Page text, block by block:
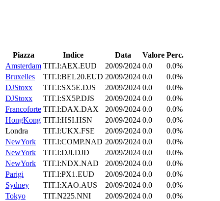
Piazza Indice Data Valore Perc.
Amsterdam TIT.I:AEX.EUD 20/09/2024 0.0
0.0%
Bruxelles
TIT.I:BEL20.EUD 20/09/2024 0.0
0.0%
DJStoxx
TIT.I:SX5E.DJS 20/09/2024 0.0
0.0%
DJStoxx
TIT.I:SX5P.DJS 20/09/2024 0.0
0.0%
Francoforte TIT.I:DAX.DAX 20/09/2024 0.0
0.0%
HongKong TIT.I:HSI.HSN 20/09/2024 0.0
0.0%
Londra
TIT.I:UKX.FSE 20/09/2024 0.0
0.0%
NewYork
TIT.I:COMP.NAD 20/09/2024 0.0
0.0%
NewYork
TIT.I:DJI.DJD 20/09/2024 0.0
0.0%
NewYork
TIT.I:NDX.NAD 20/09/2024 0.0
0.0%
Parigi
TIT.I:PX1.EUD 20/09/2024 0.0
0.0%
Sydney
TIT.I:XAO.AUS 20/09/2024 0.0
0.0%
Tokyo
TIT.N225.NNI 20/09/2024 0.0
0.0%